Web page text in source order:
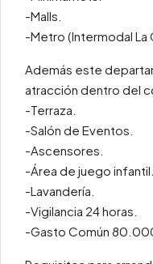
-Malls.
-Metro (Intermodal La
Además este
atracción dentro del
-Terraza.
-Salón de Eventos.
-Ascensores.
-Área de juego infantil.
-Lavandería.
-Vigilancia 24 horas.
-Gasto Común